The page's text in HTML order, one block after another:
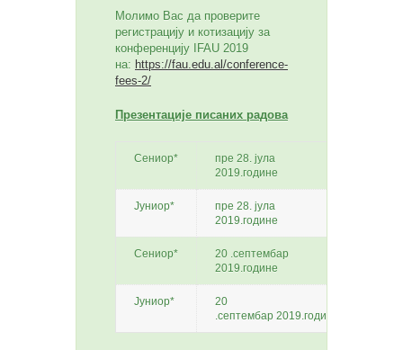
Молимо Вас да проверите
регистрацију и котизацију за
конференцију IFAU 2019
на: https://fau.edu.al/conference-
fees-2/
Презентације писаних радова
Сениор*
пре 28. јула
2019.године
Јуниор*
пре 28. јула
2019.године
Сениор*
20 .септембар
2019.године
Јуниор*
20
.септембар 2019.године